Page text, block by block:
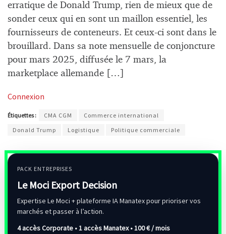
erratique de Donald Trump, rien de mieux que de
sonder ceux qui en sont un maillon essentiel, les
fournisseurs de conteneurs. Et ceux-ci sont dans le
brouillard. Dans sa note mensuelle de conjoncture
pour mars 2025, diffusée le 7 mars, la
marketplace allemande […]
Connexion
Étiquettes : CMA CGM
Commerce international
Donald Trump
Logistique Politique commerciale
PACK ENTREPRISES
Le Moci Export Decision
Expertise Le Moci + plateforme IA Manatex pour prioriser vos
marchés et passer à l’action.
4 accès Corporate • 1 accès Manatex •100 € / mois